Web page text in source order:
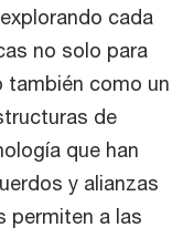
cada
no solo para
también como un
de
que han
y alianzas
permiten a las